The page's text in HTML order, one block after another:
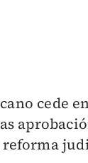
cede
reforma